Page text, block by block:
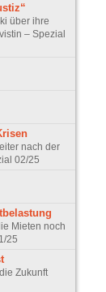
über ihre
– Spezial
nach der
02/25
Mieten noch
25
Zukunft